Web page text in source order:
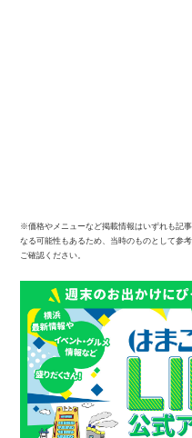
※価格やメニューなど掲載情報はいずれも記
なる可能性もあるため、当時のものとして参
ご確認ください。